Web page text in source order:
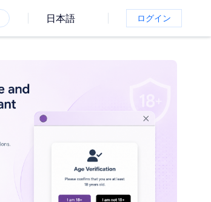
日本語 ログイン